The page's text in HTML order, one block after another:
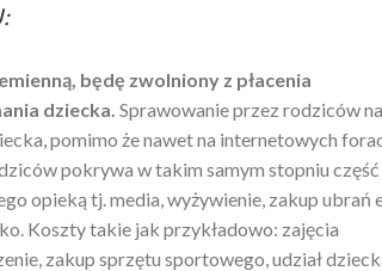
będę zwolniony z płacenia
dziecka. Sprawowanie przez rodziców
pomimo że nawet na internetowych
pokrywa w takim samym stopniu część
opieką tj. media, wyżywienie, zakup ubrań
Koszty takie jak przykładowo: zajęcia
zakup sprzętu sportowego, udział